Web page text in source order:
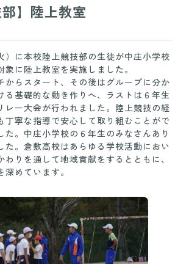
部】陸上教室
）に本校陸上競技部の生徒が中庄小学校
象に陸上教室を実施しました。
からスタート、その後はグループに分か
る基礎的な動き作りへ、ラストは６年生
レー大会が行われました。陸上競技の経
丁寧な指導で安心して取り組むことがで
た。中庄小学校の６年生のみなさんあり
た。倉敷高校はあらゆる学校活動におい
わりを通して地域貢献をするとともに、
めています。